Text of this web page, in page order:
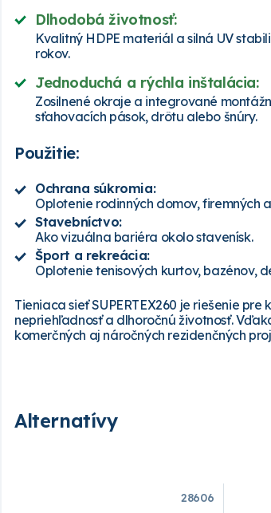
Dlhodobá životnosť:
Kvalitný HDPE materiál a silná UV
rokov.
Jednoduchá a rýchla inštalácia:
Zosilnené okraje a integrované
sťahovacích pások, drôtu alebo šnúry.
Použitie:
Ochrana súkromia:
Oplotenie rodinných domov, firemných
Stavebníctvo:
Ako vizuálna bariéra okolo stavenísk.
Šport a rekreácia:
Oplotenie tenisových kurtov, bazénov,
Tieniaca sieť SUPERTEX260 je riešenie
nepriehľadnosť a dlhoročnú životnosť.
komerčných aj náročných rezidenčných
Alternatívy
28606